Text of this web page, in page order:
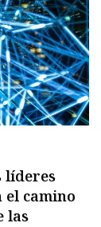
líderes
el camino
las